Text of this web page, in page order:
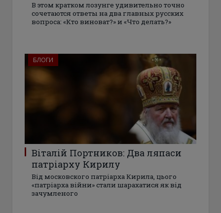
В этом кратком лозунге удивительно точно
сочетаются ответы на два главных русских
вопроса: «Кто виноват?» и «Что делать?»
БЛОГИ
Віталій Портников: Два ляпаси
патріарху Кирилу
Від московского патріарха Кирила, цього
«патріарха війни» стали шарахатися як від
зачумленого